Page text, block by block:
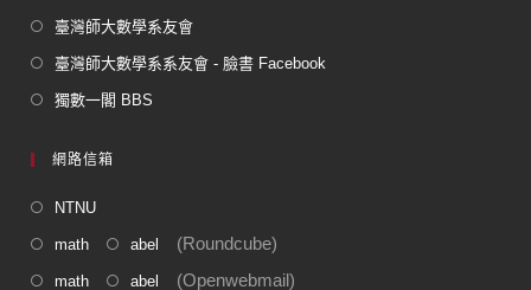
臺灣師大數學系友會
臺灣師大數學系系友會 - 臉書 Facebook
獨數一閣 BBS
網路信箱
NTNU
math abel (Roundcube)
math abel (Openwebmail)